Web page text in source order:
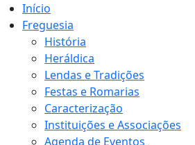
Início
Freguesia
História
Heráldica
Lendas e Tradições
Festas e Romarias
Caracterização
Instituições e Associações
Agenda de Eventos